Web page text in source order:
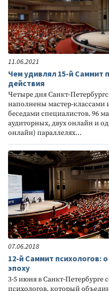
11.06.2021
Чем удивлял 15-й Саммит
действия
Четыре дня Санкт-
наполнены мастер-классами
беседами специалистов. 96
аудиторных, двух онлайн и
онлайн) параллелях…
07.06.2018
12-й Саммит психологов:
эпоху
3-5 июня в Санкт-Петербурге
психологов, который